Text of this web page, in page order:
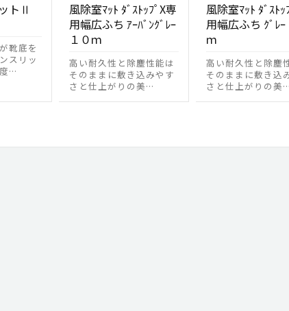
トⅡ
靴底を
スリッ
…
風除室ﾏｯﾄ ﾀﾞｽﾄｯﾌﾟX専
用幅広ふち ｱｰﾊﾞﾝｸﾞﾚｰ
１０ｍ
高い耐久性と除塵性能は
そのままに敷き込みやす
さと仕上がりの美…
風除室ﾏｯﾄ ﾀﾞｽﾄｯ
用幅広ふち ｸﾞﾚｰ
ｍ
高い耐久性と除塵
そのままに敷き込
さと仕上がりの美…